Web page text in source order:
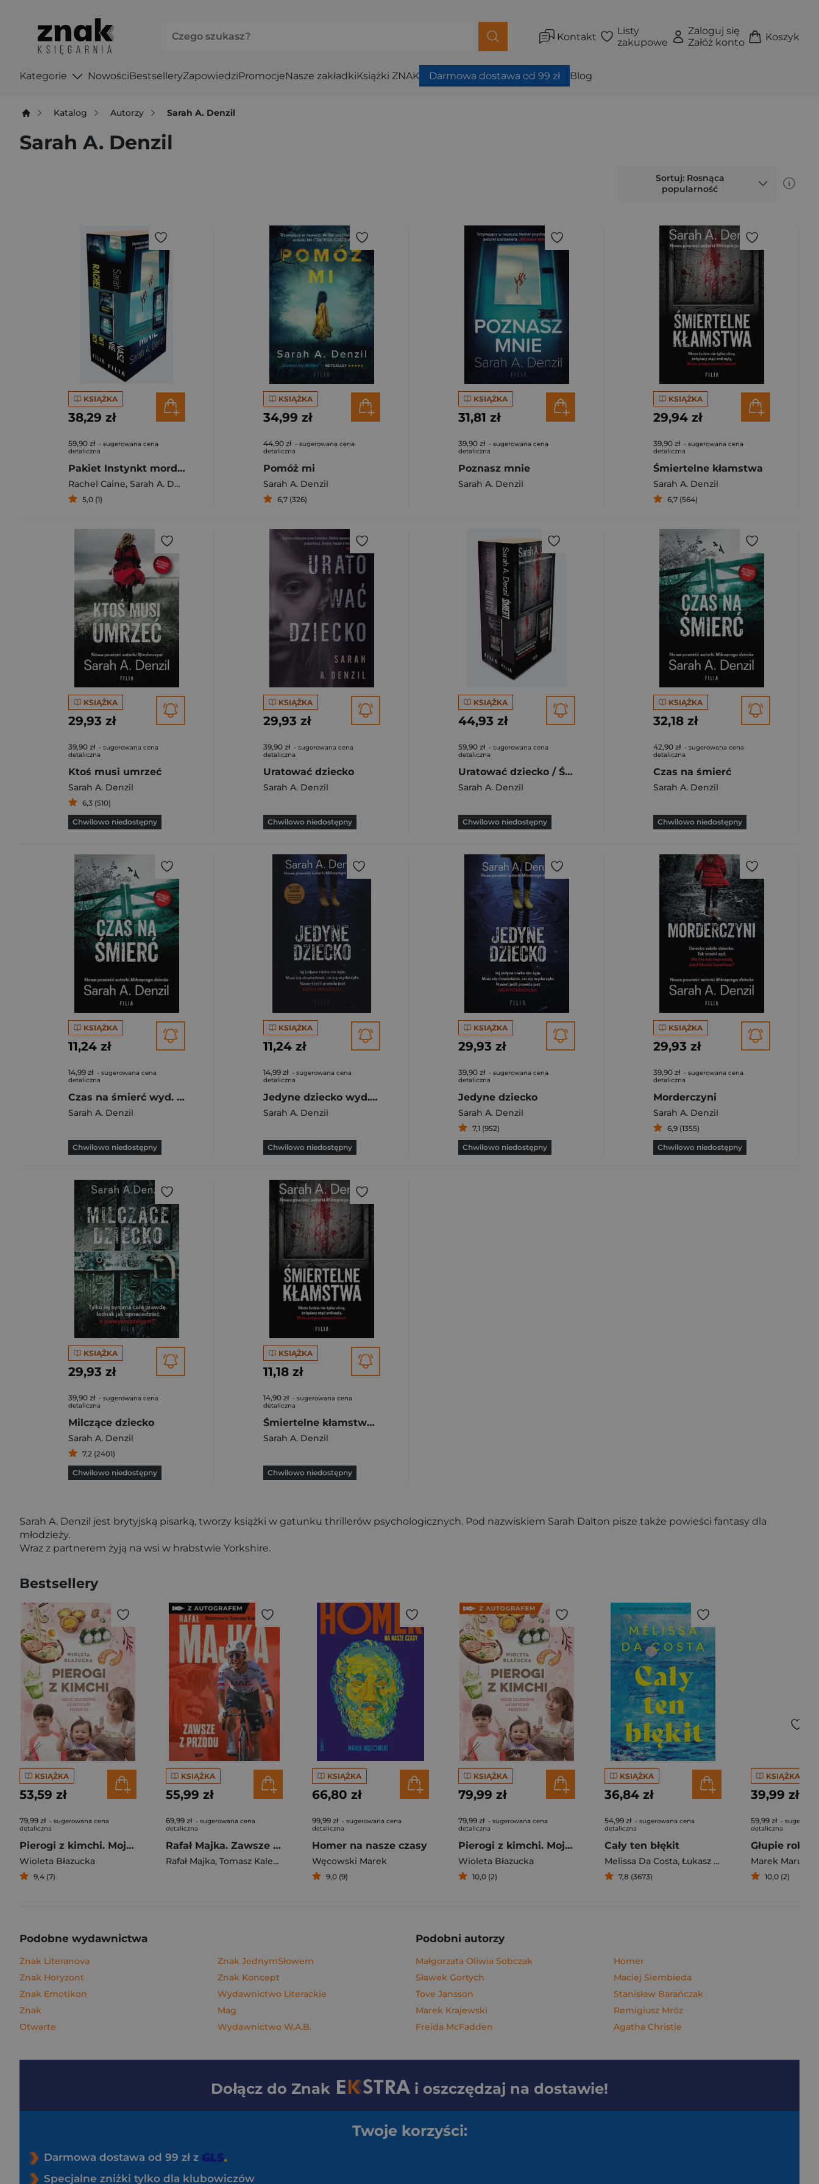
Kontakt
Listy
zakupowe
Zaloguj się
Załóż konto
Koszyk
Kategorie NowościBestselleryZapowiedziPromocjeNasze zakładkiKsiążki ZNAK Darmowa dostawa od 99 zł Blog
Katalog Autorzy Sarah A. Denzil
Sarah A. Denzil
Sortuj: Rosnąca
popularność
KSIĄŻKA
38,29 zł
59,90 zł - sugerowana cena
detaliczna
Pakiet Instynkt mordercy / Poznasz mnie
Rachel Caine, Sarah A. Denzil
5,0 (1)
KSIĄŻKA
34,99 zł
44,90 zł - sugerowana cena
detaliczna
Pomóż mi
Sarah A. Denzil
6,7 (326)
KSIĄŻKA
31,81 zł
39,90 zł - sugerowana cena
detaliczna
Poznasz mnie
Sarah A. Denzil
KSIĄŻKA
29,94 zł
39,90 zł - sugerowana cena
detaliczna
Śmiertelne kłamstwa
Sarah A. Denzil
6,7 (564)
KSIĄŻKA
29,93 zł
39,90 zł - sugerowana cena
detaliczna
Ktoś musi umrzeć
Sarah A. Denzil
6,3 (510)
Chwilowo niedostępny
KSIĄŻKA
29,93 zł
39,90 zł - sugerowana cena
detaliczna
Uratować dziecko
Sarah A. Denzil
Chwilowo niedostępny
KSIĄŻKA
44,93 zł
59,90 zł - sugerowana cena
detaliczna
Uratować dziecko / Śmiertelne kłamstwa Pakiet
Sarah A. Denzil
Chwilowo niedostępny
KSIĄŻKA
32,18 zł
42,90 zł - sugerowana cena
detaliczna
Czas na śmierć
Sarah A. Denzil
Chwilowo niedostępny
KSIĄŻKA
11,24 zł
14,99 zł - sugerowana cena
detaliczna
Czas na śmierć wyd. kieszonkowe
Sarah A. Denzil
Chwilowo niedostępny
KSIĄŻKA
11,24 zł
14,99 zł - sugerowana cena
detaliczna
Jedyne dziecko wyd. kieszonkowe
Sarah A. Denzil
Chwilowo niedostępny
KSIĄŻKA
29,93 zł
39,90 zł - sugerowana cena
detaliczna
Jedyne dziecko
Sarah A. Denzil
7,1 (952)
Chwilowo niedostępny
KSIĄŻKA
29,93 zł
39,90 zł - sugerowana cena
detaliczna
Morderczyni
Sarah A. Denzil
6,9 (1355)
Chwilowo niedostępny
KSIĄŻKA
29,93 zł
39,90 zł - sugerowana cena
detaliczna
Milczące dziecko
Sarah A. Denzil
7,2 (2401)
Chwilowo niedostępny
KSIĄŻKA
11,18 zł
14,90 zł - sugerowana cena
detaliczna
Śmiertelne kłamstwa wyd. kieszonkowe
Sarah A. Denzil
Chwilowo niedostępny
Sarah A. Denzil jest brytyjską pisarką, tworzy książki w gatunku thrillerów psychologicznych. Pod nazwiskiem Sarah Dalton pisze także powieści fantasy dla
młodzieży.
Wraz z partnerem żyją na wsi w hrabstwie Yorkshire.
Bestsellery
KSIĄŻKA
53,59 zł
79,99 zł - sugerowana cena
detaliczna
Pierogi z kimchi. Moje ulubione azjatyckie przepisy
Wioleta Błazucka
9,4 (7)
KSIĄŻKA
55,99 zł
69,99 zł - sugerowana cena
detaliczna
Rafał Majka. Zawsze z przodu. Rozmawia Tomasz Kalemba - książka z autografem
Rafał Majka, Tomasz Kalemba
KSIĄŻKA
66,80 zł
99,99 zł - sugerowana cena
detaliczna
Homer na nasze czasy
Węcowski Marek
9,0 (9)
KSIĄŻKA
79,99 zł
79,99 zł - sugerowana cena
detaliczna
Pierogi z kimchi. Moje ulubione azjatyckie przepisy - książka z autografem
Wioleta Błazucka
10,0 (2)
KSIĄŻKA
36,84 zł
54,99 zł - sugerowana cena
detaliczna
Cały ten błękit
Melissa Da Costa, Łukasz Müller
7,8 (3673)
KSIĄŻKA
39,99 zł
59,99 zł -
detaliczna
Marek
10,0 (2)
Podobne wydawnictwa
Znak Literanova
Znak Horyzont
Znak Emotikon
Znak
Otwarte
Znak JednymSłowem
Znak Koncept
Wydawnictwo Literackie
Mag
Wydawnictwo W.A.B.
Podobni autorzy
Małgorzata Oliwia Sobczak
Sławek Gortych
Tove Jansson
Marek Krajewski
Freida McFadden
Homer
Maciej Siembieda
Stanisław Barańczak
Remigiusz Mróz
Agatha Christie
Dołącz do Znak i oszczędzaj na dostawie!
Twoje korzyści:
Darmowa dostawa od 99 zł z
Specjalne zniżki tylko dla klubowiczów